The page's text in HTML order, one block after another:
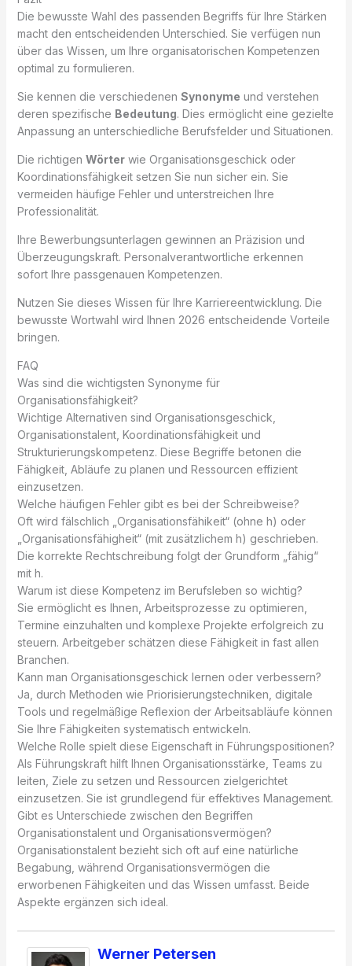
Die bewusste Wahl des passenden Begriffs für Ihre Stärken
macht den entscheidenden Unterschied. Sie verfügen nun
über das Wissen, um Ihre organisatorischen Kompetenzen
optimal zu formulieren.
Sie kennen die verschiedenen Synonyme und verstehen
deren spezifische Bedeutung. Dies ermöglicht eine gezielte
Anpassung an unterschiedliche Berufsfelder und Situationen.
Die richtigen Wörterwie Organisationsgeschick oder
Koordinationsfähigkeit setzen Sie nun sicher ein. Sie
vermeiden häufige Fehler und unterstreichen Ihre
Professionalität.
Ihre Bewerbungsunterlagen gewinnen an Präzision und
Überzeugungskraft. Personalverantwortliche erkennen
sofort Ihre passgenauen Kompetenzen.
Nutzen Sie dieses Wissen für Ihre Karriereentwicklung. Die
bewusste Wortwahl wird Ihnen 2026 entscheidende Vorteile
bringen.
FAQ
Was sind die wichtigsten Synonyme für
Organisationsfähigkeit?
Wichtige Alternativen sind Organisationsgeschick,
Organisationstalent, Koordinationsfähigkeit und
Strukturierungskompetenz. Diese Begriffe betonen die
Fähigkeit, Abläufe zu planen und Ressourcen effizient
einzusetzen.
Welche häufigen Fehler gibt es bei der Schreibweise?
Oft wird fälschlich „Organisationsfähikeit“ (ohne h) oder
„Organisationsfähigheit“ (mit zusätzlichem h) geschrieben.
Die korrekte Rechtschreibung folgt der Grundform „fähig“
mit h.
Warum ist diese Kompetenz im Berufsleben so wichtig?
Sie ermöglicht es Ihnen, Arbeitsprozesse zu optimieren,
Termine einzuhalten und komplexe Projekte erfolgreich zu
steuern. Arbeitgeber schätzen diese Fähigkeit in fast allen
Branchen.
Kann man Organisationsgeschick lernen oder verbessern?
Ja, durch Methoden wie Priorisierungstechniken, digitale
Tools und regelmäßige Reflexion der Arbeitsabläufe können
Sie Ihre Fähigkeiten systematisch entwickeln.
Welche Rolle spielt diese Eigenschaft in Führungspositionen?
Als Führungskraft hilft Ihnen Organisationsstärke, Teams zu
leiten, Ziele zu setzen und Ressourcen zielgerichtet
einzusetzen. Sie ist grundlegend für effektives Management.
Gibt es Unterschiede zwischen den Begriffen
Organisationstalent und Organisationsvermögen?
Organisationstalent bezieht sich oft auf eine natürliche
Begabung, während Organisationsvermögen die
erworbenen Fähigkeiten und das Wissen umfasst. Beide
Aspekte ergänzen sich ideal.
Werner Petersen